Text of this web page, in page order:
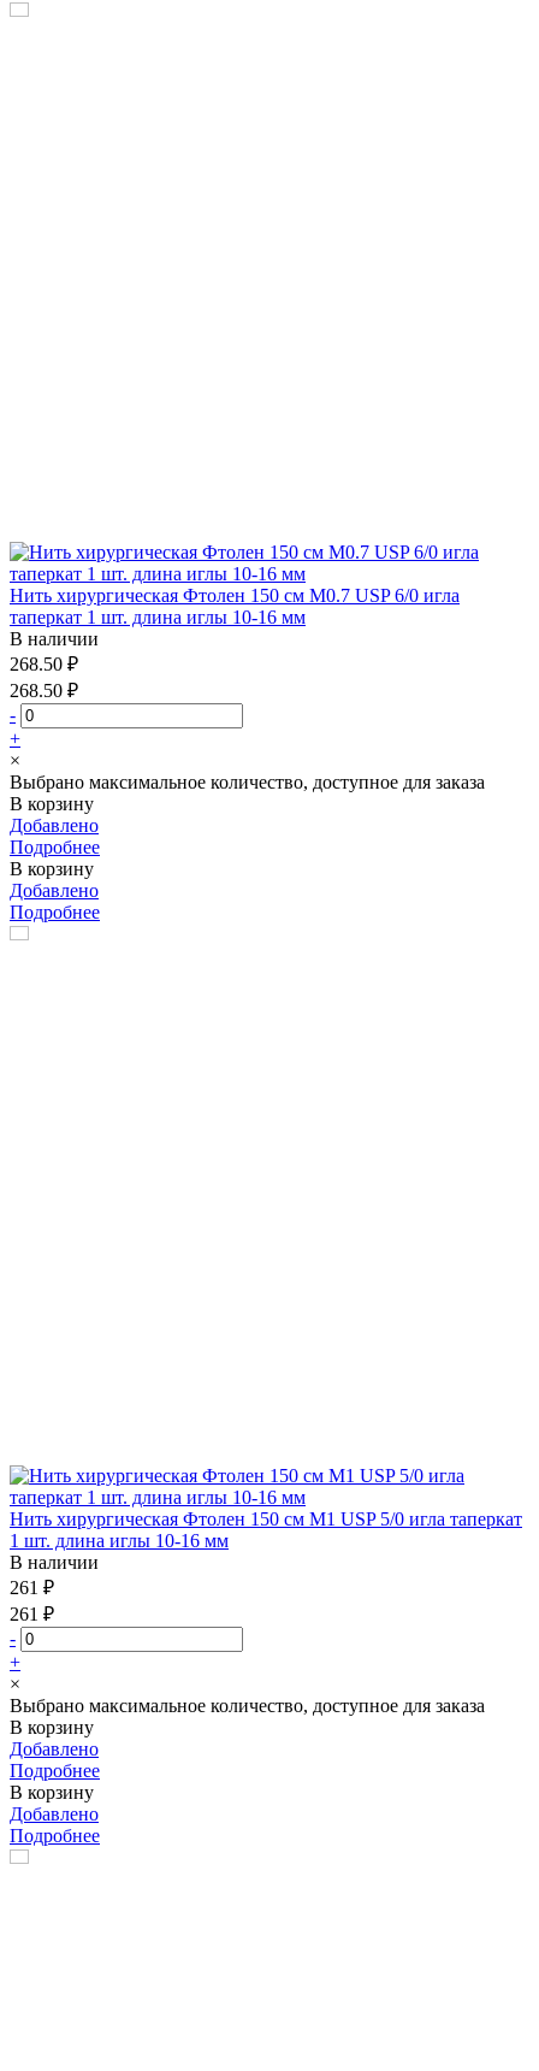
Нить хирургическая Фтолен 150 см М0.7 USP 6/0 игла
таперкат 1 шт. длина иглы 10-16 мм
В наличии
268.50 ₽
268.50 ₽
-
+
×
Выбрано максимальное количество, доступное для заказа
В корзину
Добавлено
Подробнее
В корзину
Добавлено
Подробнее
Нить хирургическая Фтолен 150 см М1 USP 5/0 игла таперкат
1 шт. длина иглы 10-16 мм
В наличии
261 ₽
261 ₽
-
+
×
Выбрано максимальное количество, доступное для заказа
В корзину
Добавлено
Подробнее
В корзину
Добавлено
Подробнее